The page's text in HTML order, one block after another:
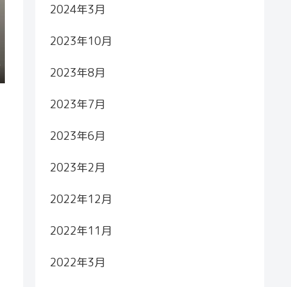
2024年3月
2023年10月
2023年8月
2023年7月
2023年6月
2023年2月
2022年12月
2022年11月
2022年3月